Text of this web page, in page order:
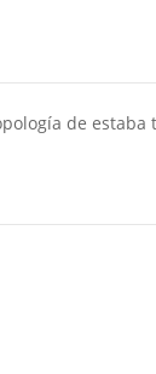
de